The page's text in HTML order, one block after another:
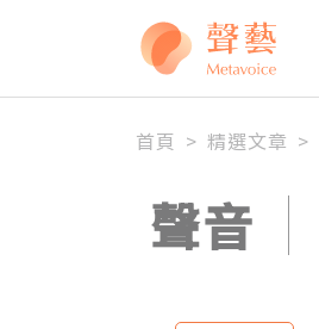
首頁 > 精選文章 >
聲音